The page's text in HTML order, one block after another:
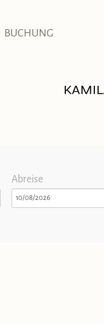
BUCHUNG
Abreise
10/08/2026